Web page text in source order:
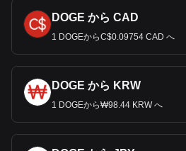
DOGE から CAD
1 DOGEからC$0.09754 CAD へ
DOGE から KRW
1 DOGEから₩98.44 KRW へ